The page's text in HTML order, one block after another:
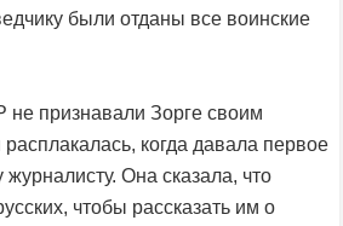
были отданы все воинские
признавали Зорге своим
когда давала первое
Она сказала, что
чтобы рассказать им о